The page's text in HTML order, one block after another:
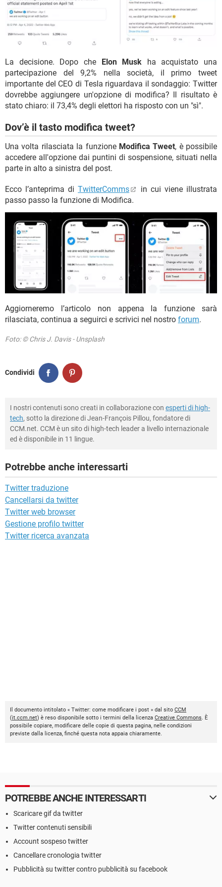
La decisione. Dopo che Elon Musk ha acquistato una
partecipazione del 9,2% nella società, il primo tweet
importante del CEO di Tesla riguardava il sondaggio: Twitter
dovrebbe aggiungere un'opzione di modifica? Il risultato è
stato chiaro: il 73,4% degli elettori ha risposto con un "sì".
Dov’è il tasto modifica tweet?
Una volta rilasciata la funzione Modifica Tweet, è possibile
accedere all'opzione dai puntini di sospensione, situati nella
parte in alto a sinistra del post.
Ecco l’anteprima di TwitterComms
in cui viene illustrata
passo passo la funzione di Modifica.
Aggiorneremo l’articolo non appena la funzione sarà
rilasciata, continua a seguirci e scrivici nel nostro forum.
Foto: © Chris J. Davis - Unsplash
Condividi
I nostri contenuti sono creati in collaborazione con esperti di high-
tech, sotto la direzione di Jean-François Pillou, fondatore di
CCM.net. CCM è un sito di high-tech leader a livello internazionale
ed è disponibile in 11 lingue.
Potrebbe anche interessarti
Twitter traduzione
Cancellarsi da twitter
Twitter web browser
Gestione profilo twitter
Twitter ricerca avanzata
Il documento intitolato « Twitter: come modificare i post » dal sito CCM
(it.ccm.net) è reso disponibile sotto i termini della licenza Creative Commons. È
possibile copiare, modificare delle copie di questa pagina, nelle condizioni
previste dalla licenza, finché questa nota appaia chiaramente.
POTREBBE ANCHE INTERESSARTI
Scaricare gif da twitter
Twitter contenuti sensibili
Account sospeso twitter
Cancellare cronologia twitter
Pubblicità su twitter contro pubblicità su facebook